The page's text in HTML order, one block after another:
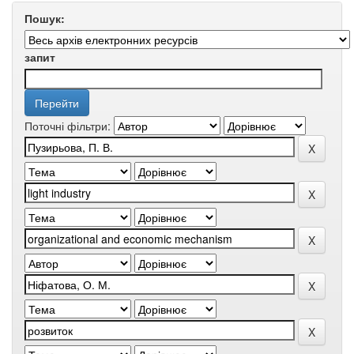
Пошук:
запит
Поточні фільтри: